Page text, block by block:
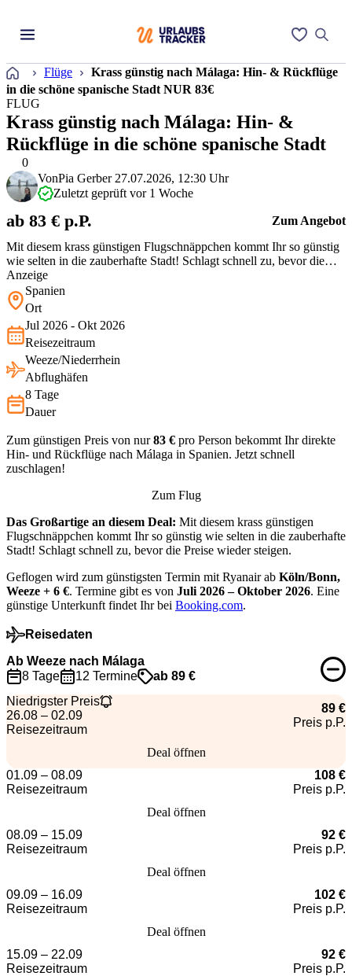
Startseite
Flüge
Krass günstig nach Málaga: Hin- & Rückflüge
in die schöne spanische Stadt NUR 83€
0
FLUG
Krass günstig nach Málaga: Hin- &
Rückflüge in die schöne spanische Stadt
Mit diesem krass günstigen Flugschnäppchen kommt Ihr so günstig
wie selten in die zauberhafte Stadt! Schlagt schnell zu, bevor die
Preise wieder steigen.
VonPia Gerber 27.07.2026, 12:30 Uhr
Zuletzt geprüft vor 1 Woche
ab 83 € p.P. Zum Angebot
Anzeige
Spanien
Ort
Jul 2026 - Okt 2026
Reisezeitraum
Weeze/Niederrhein
Abflughäfen
8 Tage
Dauer
Zum günstigen Preis von nur83 € pro Person bekommt Ihr direkte
Hin- und Rückflüge nach Málaga in Spanien. Jetzt schnell
zuschlagen!
Zum Flug
Das Großartige an diesem Deal: Mit diesem krass günstigen
Flugschnäppchen kommt Ihr so günstig wie selten in die zauberhafte
Stadt! Schlagt schnell zu, bevor die Preise wieder steigen.
Geflogen wird zum günstigsten Termin mit Ryanair ab Köln/Bonn,
Weeze + 6 €. Termine gibt es von Juli 2026 – Oktober 2026. Eine
günstige Unterkunft findet Ihr bei Booking.com.
Reisedaten
Ab Weeze nach Málaga
8 Tage
12 Termine
ab 89 €
Niedrigster Preis
26.08 – 02.09
Reisezeitraum
89 €
Preis p.P.
Deal öffnen
01.09 – 08.09
Reisezeitraum
108 €
Preis p.P.
Deal öffnen
08.09 – 15.09
Reisezeitraum
92 €
Preis p.P.
Deal öffnen
09.09 – 16.09
Reisezeitraum
102 €
Preis p.P.
Deal öffnen
15.09 – 22.09
Reisezeitraum
92 €
Preis p.P.